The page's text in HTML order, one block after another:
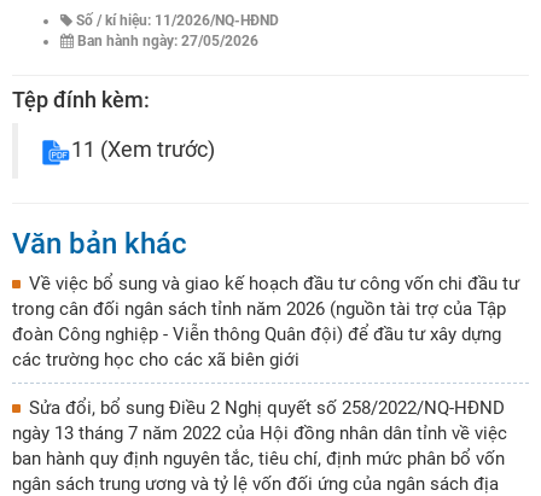
Số / kí hiệu: 11/2026/NQ-HĐND
Ban hành ngày: 27/05/2026
Tệp đính kèm:
11 (Xem trước)
Văn bản khác
Về việc bổ sung và giao kế hoạch đầu tư công vốn chi đầu tư
trong cân đối ngân sách tỉnh năm 2026 (nguồn tài trợ của Tập
đoàn Công nghiệp - Viễn thông Quân đội) để đầu tư xây dựng
các trường học cho các xã biên giới
Sửa đổi, bổ sung Điều 2 Nghị quyết số 258/2022/NQ-HĐND
ngày 13 tháng 7 năm 2022 của Hội đồng nhân dân tỉnh về việc
ban hành quy định nguyên tắc, tiêu chí, định mức phân bổ vốn
ngân sách trung ương và tỷ lệ vốn đối ứng của ngân sách địa